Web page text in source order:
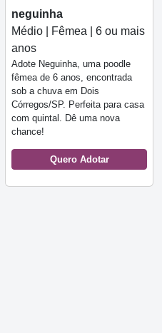
neguinha
Médio | Fêmea | 6 ou mais
anos
Adote Neguinha, uma poodle
fêmea de 6 anos, encontrada
sob a chuva em Dois
Córregos/SP. Perfeita para casa
com quintal. Dê uma nova
chance!
Quero Adotar